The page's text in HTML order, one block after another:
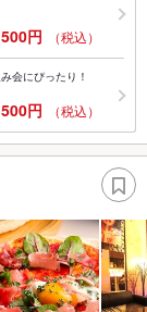
円 （税込）
会にぴったり！
円 （税込）